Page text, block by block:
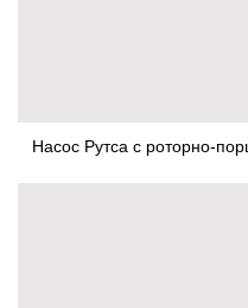
Насос Рутса с роторно-